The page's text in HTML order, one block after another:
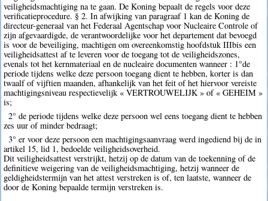
veiligheidsmachtiging na te gaan. De Koning bepaalt de regels voor deze
verificatieprocedure. § 2. In afwijking van paragraaf 1 kan de Koning de
directeur-generaal van het Federaal Agentschap voor Nucleaire Controle of
zijn afgevaardigde, de verantwoordelijke voor het departement dat bevoegd
is voor de beveiliging, machtigen om overeenkomstig hoofdstuk IIIbis een
veiligheidsattest af te leveren voor de toegang tot de veiligheidszones,
evenals tot het kernmateriaal en de nucleaire documenten wanneer : 1°de
periode tijdens welke deze persoon toegang dient te hebben, korter is dan
twaalf of vijftien maanden, afhankelijk van het feit of het hiervoor vereiste
machtigingsniveau respectievelijk « VERTROUWELIJK » of « GEHEIM »
is;
2° de periode tijdens welke deze persoon wel eens toegang dient te hebben
zes uur of minder bedraagt;
3° er voor deze persoon een machtigingsaanvraag werd ingediend bij de in
artikel 15, lid 1, bedoelde veiligheidsoverheid.
Dit veiligheidsattest verstrijkt, hetzij op de datum van de toekenning of de
definitieve weigering van de veiligheidsmachtiging, hetzij wanneer de
geldigheidstermijn van het attest verstreken is of, ten laatste, wanneer de
door de Koning bepaalde termijn verstreken is.